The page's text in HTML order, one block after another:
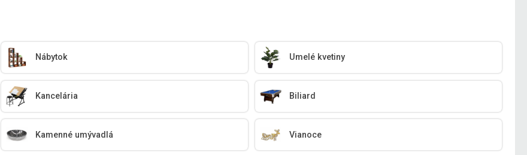
Nábytok Umelé kvetiny
Kancelária Biliard
Kamenné umývadlá Vianoce